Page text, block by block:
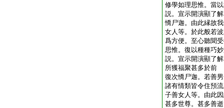
修學如理思惟。當
説。宣示開演顯了
憍尸迦。由此縁故
女人等。於此般若
爲方便。至心聽聞
思惟。復以種種巧
説。宣示開演顯了
所獲福聚甚多於前
復次憍尸迦。若善
諸有情類皆令住預
子善女人等。由此
甚多世尊。甚多善